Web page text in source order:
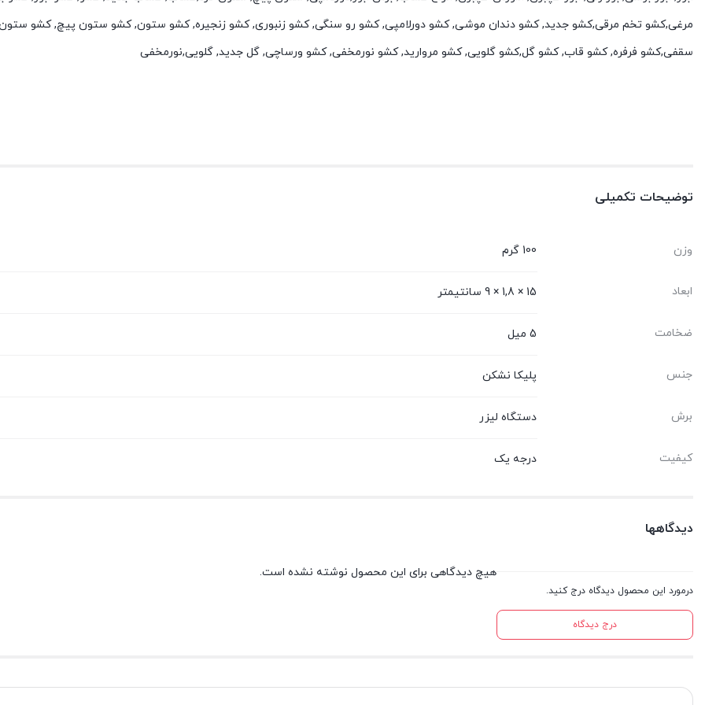
مرغی,کشو تخم مرقی,کشو جدید, کشو دندان موشی, کشو دورلامپی, کشو رو سنگی, کشو زنبوری, کشو زنجیره, کشو ستون, کشو ستون پیچ, کشو
سقفی,کشو فرفره, کشو قاب, کشو گل,کشو گلویی, کشو مروارید, کشو نورمخفی, کشو ورساچی, گل جدید, گلویی,نورمخفی
توضیحات تکمیلی
وزن 100 گرم
ابعاد 15 × 1,8 × 9 سانتیمتر
ضخامت 5 میل
جنس پلیکا نشکن
برش دستگاه لیزر
کیفیت درجه یک
دیدگاهها
درمورد این محصول دیدگاه درج کنید.
درج دیدگاه
هیچ دیدگاهی برای این محصول نوشته نشده است.